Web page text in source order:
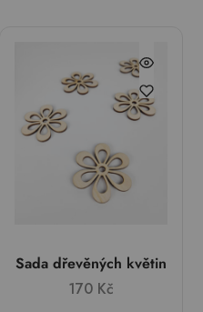
Sada dřevěných květin
170 Kč